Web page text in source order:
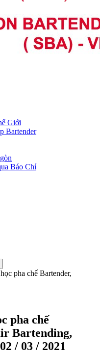
Giới
Bartender
Báo Chí
pha chế Bartender,
pha chế
Bartending,
/ 03 / 2021